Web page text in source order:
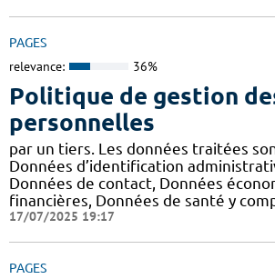
PAGES
relevance: 36%
Politique de gestion
personnelles
par un tiers. Les données traitées
Données d’identification
Données de contact, Données
financières, Données de santé y
17/07/2025 19:17
PAGES